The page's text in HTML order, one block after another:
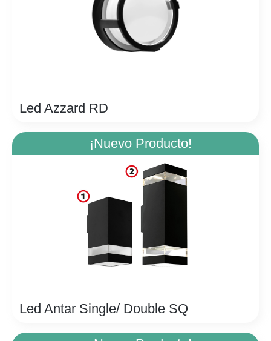
Led Azzard RD
¡Nuevo Producto!
Led Antar Single/ Double SQ